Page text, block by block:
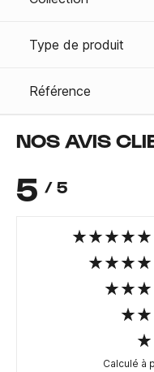
Type de produit
Référence
NOS AVIS
5 / 5
Calculé à